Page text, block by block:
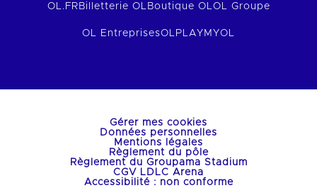
OL.FR Billetterie OL Boutique OLOL Groupe
OL EntreprisesOLPLAY MYOL
Gérer mes cookies
Données personnelles
Mentions légales
Règlement du pôle
Règlement du Groupama Stadium
CGV LDLC Arena
Accessibilité : non conforme